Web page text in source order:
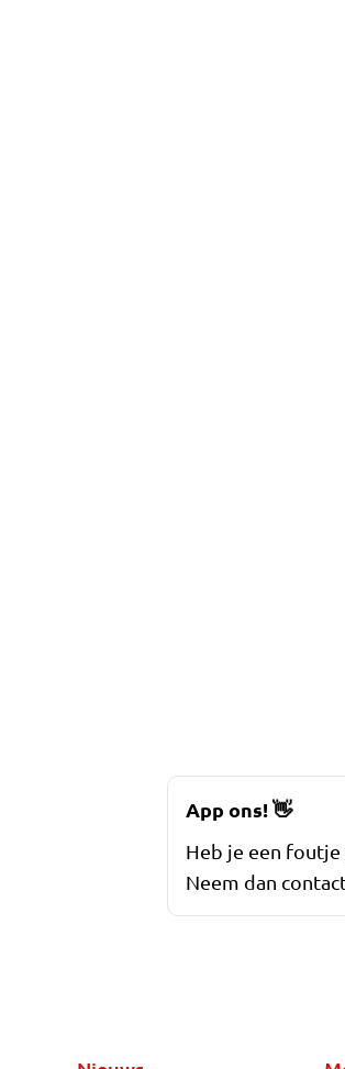
App ons!👋
Heb je een
Neem dan